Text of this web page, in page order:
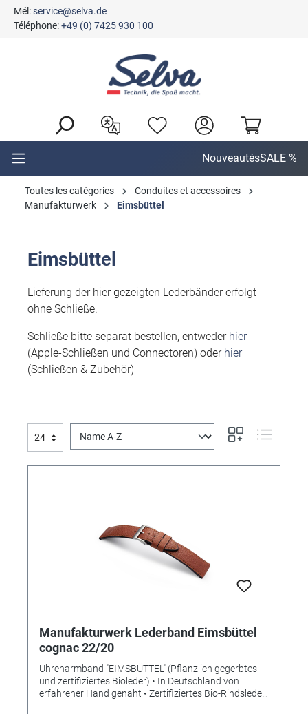
principal
Mél:service@selva.de
Téléphone:+49 (0) 7425 930 100
NouveautésSALE %
Toutes les catégories
Conduites et accessoires
Manufakturwerk
Eimsbüttel
Eimsbüttel
Lieferung der hier gezeigten Lederbänder erfolgt
ohne Schließe.
Schließe bitte separat bestellen, entweder hier
(Apple-Schließen und Connectoren) oder hier
(Schließen & Zubehör)
Manufakturwerk Lederband Eimsbüttel
cognac 22/20
Uhrenarmband "EIMSBÜTTEL" (Pflanzlich gegerbtes
und zertifiziertes Bioleder) • In Deutschland von
erfahrener Hand genäht • Zertifiziertes Bio-Rindsleder